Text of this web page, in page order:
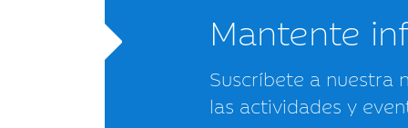
Mantente
Suscríbete a nuestra
las actividades y